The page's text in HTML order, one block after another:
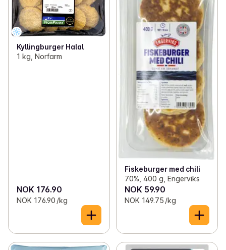
Kyllingburger Halal
1 kg, Norfarm
NOK 176.90
NOK 176.90 /kg
Fiskeburger med chili
70%, 400 g, Engerviks
NOK 59.90
NOK 149.75 /kg